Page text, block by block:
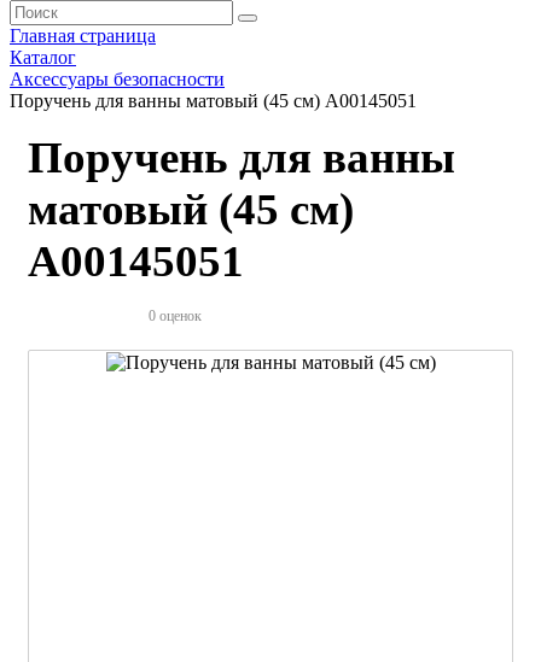
Главная страница
Каталог
Аксессуары безопасности
Поручень для ванны матовый (45 см) А00145051
Поручень для ванны
матовый (45 см)
А00145051
0 оценок